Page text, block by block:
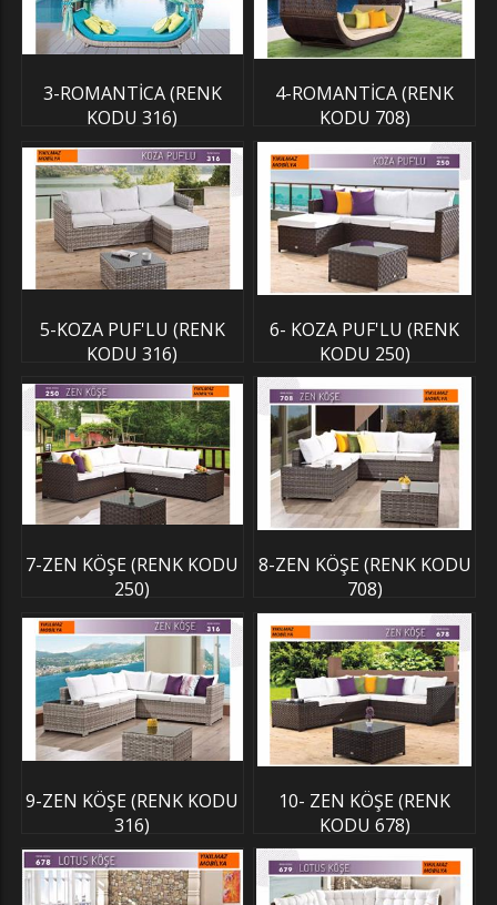
3-ROMANTİCA (RENK
KODU 316)
4-ROMANTİCA (RENK
KODU 708)
5-KOZA PUF'LU (RENK
KODU 316)
6- KOZA PUF'LU (RENK
KODU 250)
7-ZEN KÖŞE (RENK KODU
250)
8-ZEN KÖŞE (RENK KODU
708)
9-ZEN KÖŞE (RENK KODU
316)
10- ZEN KÖŞE (RENK
KODU 678)